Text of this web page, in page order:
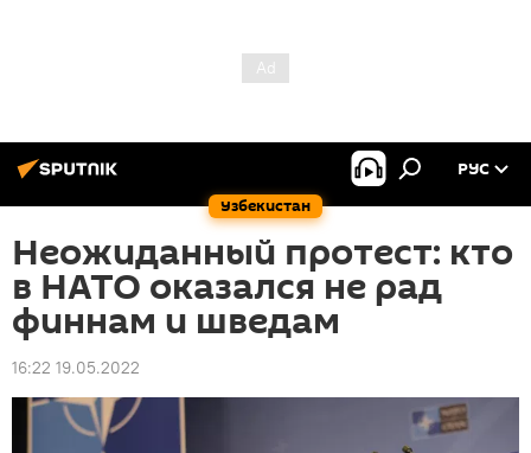
Узбекистан
РУС
Неожиданный протест: кто
в НАТО оказался не рад
финнам и шведам
16:22 19.05.2022